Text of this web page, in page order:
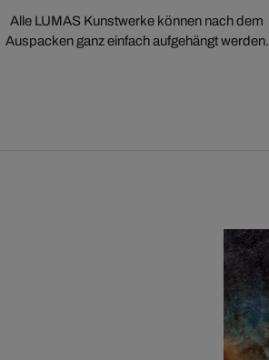
Alle LUMAS Kunstwerke können nach dem
Auspacken ganz einfach aufgehängt werden.